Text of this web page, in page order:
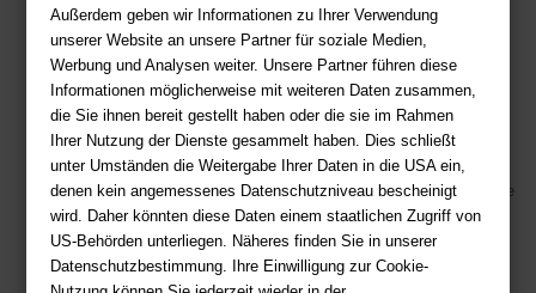
Außerdem geben wir Informationen zu Ihrer Verwendung
unserer Website an unsere Partner für soziale Medien,
Werbung und Analysen weiter. Unsere Partner führen diese
Informationen möglicherweise mit weiteren Daten zusammen,
die Sie ihnen bereit gestellt haben oder die sie im Rahmen
Ihrer Nutzung der Dienste gesammelt haben. Dies schließt
unter Umständen die Weitergabe Ihrer Daten in die USA ein,
denen kein angemessenes Datenschutzniveau bescheinigt
wird. Daher könnten diese Daten einem staatlichen Zugriff von
US-Behörden unterliegen. Näheres finden Sie in unserer
Datenschutzbestimmung. Ihre Einwilligung zur Cookie-
Fragen per E-Mail:service@deutsche-buchhandlung.de
Telefon: +49 (0)511 - 982 684 41
Ihre Vorteile bei uns
Kostenloser Versand ab 36,- EUR Bestellwert
Sicherer Online Shop und Zahlung mit SSL-Verschlüsselung
Viele Zahlungsmethoden wie PayPal, Amazon Payment, Vorkasse
Zahlweisen